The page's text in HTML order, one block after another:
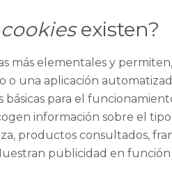
cookiesexisten?
más elementales y
o una aplicación
básicas para el
información sobre el
productos consultados,
publicidad en función